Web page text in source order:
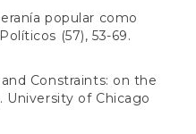
popular como
(57), 53-69.
and Constraints: on the
University of Chicago